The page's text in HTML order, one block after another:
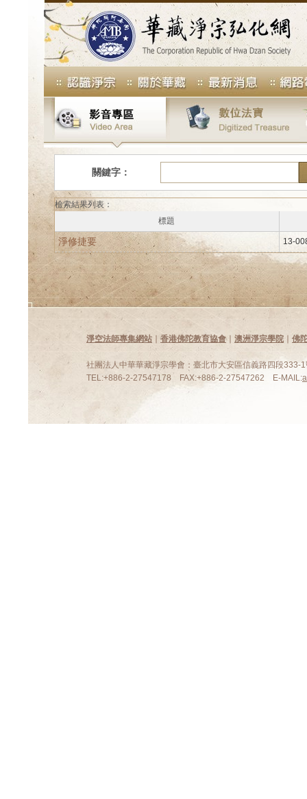
關鍵字：
檢索結果列表：
標題
淨修捷要 13-
淨空法師專集網站 香港佛陀教育協會∣ 澳洲淨宗學院 佛
社團法人中華華藏淨宗學會：臺北市大安區信義路四段333-
TEL:+886-2-27547178 FAX:+886-2-27547262 E-MAIL: